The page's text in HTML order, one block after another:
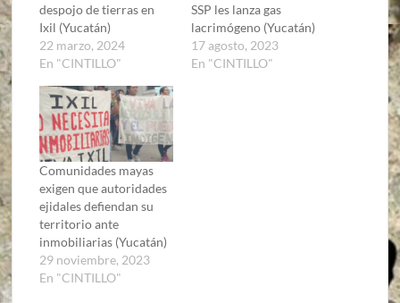
despojo de tierras en
Ixil (Yucatán)
22 marzo, 2024
En "CINTILLO"
SSP les lanza gas
lacrimógeno (Yucatán)
17 agosto, 2023
En "CINTILLO"
Comunidades mayas
exigen que autoridades
ejidales defiendan su
territorio ante
inmobiliarias (Yucatán)
29 noviembre, 2023
En "CINTILLO"